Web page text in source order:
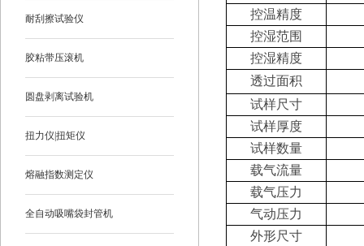
耐刮擦试验仪
胶粘带压滚机
圆盘剥离试验机
扭力仪|扭矩仪
熔融指数测定仪
全自动吸嘴袋封管机
控温精度
控湿范围
控湿精度
透过面积
试样尺寸
试样厚度
试样数量
载气流量
载气压力
气动压力
外形尺寸